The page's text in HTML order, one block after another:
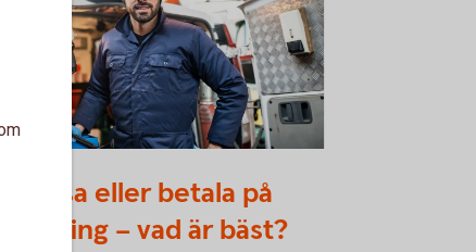
leasa eller betala på
– vad är bäst?